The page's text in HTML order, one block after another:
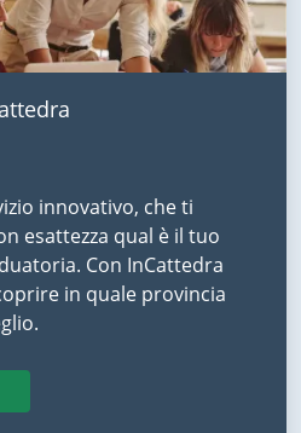
innovativo, che ti
esattezza qual è il tuo
Con InCattedra
in quale provincia